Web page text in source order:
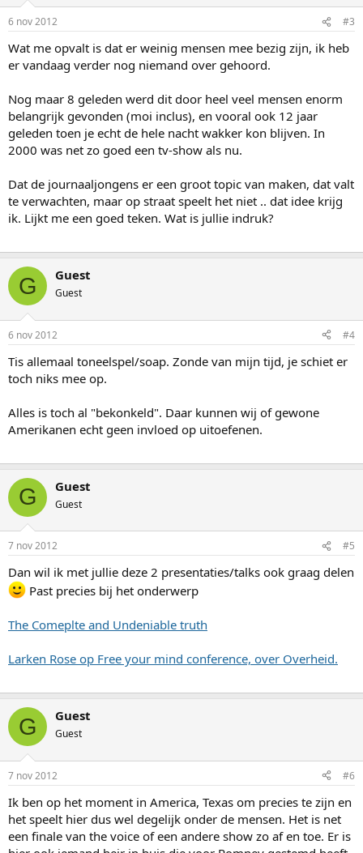
6 nov 2012 #3
Wat me opvalt is dat er weinig mensen mee bezig zijn, ik heb
er vandaag verder nog niemand over gehoord.
Nog maar 8 geleden werd dit door heel veel mensen enorm
belangrijk gevonden (moi inclus), en vooral ook 12 jaar
geleden toen je echt de hele nacht wakker kon blijven. In
2000 was net zo goed een tv-show als nu.
Dat de journaaljongens er een groot topic van maken, dat valt
te verwachten, maar op straat speelt het niet .. dat idee krijg
ik. Lijkt me een goed teken. Wat is jullie indruk?
G Guest
Guest
6 nov 2012 #4
Tis allemaal toneelspel/soap. Zonde van mijn tijd, je schiet er
toch niks mee op.
Alles is toch al "bekonkeld". Daar kunnen wij of gewone
Amerikanen echt geen invloed op uitoefenen.
G Guest
Guest
7 nov 2012 #5
Dan wil ik met jullie deze 2 presentaties/talks ook graag delen
Past precies bij het onderwerp
The Comeplte and Undeniable truth
Larken Rose op Free your mind conference, over Overheid.
G Guest
Guest
7 nov 2012 #6
Ik ben op het moment in America, Texas om precies te zijn en
het speelt hier dus wel degelijk onder de mensen. Het is net
een finale van the voice of een andere show zo af en toe. Er is